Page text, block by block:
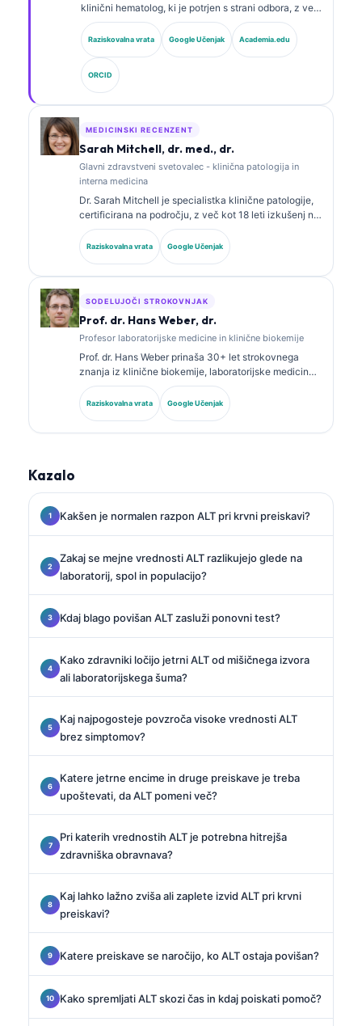
klinični hematolog, ki je potrjen s strani odbora, z več
kot 15 leti izkušenj na področju laboratorijske
medicine in z analizo kliničnih podatkov s pomočjo
umetne inteligence. Kot glavni medicinski direktor pri
Kantesti AI zagotavlja klinični nadzor nad medicinsko
točnostjo lastniškega nevronskega omrežja. Dr. Klein
je obsežno objavljal na področju interpretacije
biomarkerjev in laboratorijske diagnostike na temo
Raziskovalna vrata Google Učenjak Academia.edu
ORCID
MEDICINSKI RECENZENT
Sarah Mitchell, dr. med., dr.
Glavni zdravstveni svetovalec - klinična patologija in
interna medicina
Dr. Sarah Mitchell je specialistka klinične patologije,
certificirana na področju, z več kot 18 leti izkušenj na
področju laboratorijske medicine in diagnostične
analize. Ima specialna certifikata iz klinične kemije in
je obsežno objavljala o panelih biomarkerjev in
Raziskovalna vrata Google Učenjak
SODELUJOČI STROKOVNJAK
Prof. dr. Hans Weber, dr.
Profesor laboratorijske medicine in klinične biokemije
Prof. dr. Hans Weber prinaša 30+ let strokovnega
znanja iz klinične biokemije, laboratorijske medicine
in raziskav biomarkerjev. Nekdanji predsednik
Nemškega društva za klinično kemijo se osredotoča
na analizo diagnostičnih panelov, standardizacijo
Raziskovalna vrata Google Učenjak
Kazalo
Kakšen je normalen razpon ALT pri krvni preiskavi?
Zakaj se mejne vrednosti ALT razlikujejo glede na
laboratorij, spol in populacijo?
Kdaj blago povišan ALT zasluži ponovni test?
Kako zdravniki ločijo jetrni ALT od mišičnega izvora
ali laboratorijskega šuma?
Kaj najpogosteje povzroča visoke vrednosti ALT
brez simptomov?
Katere jetrne encime in druge preiskave je treba
upoštevati, da ALT pomeni več?
Pri katerih vrednostih ALT je potrebna hitrejša
zdravniška obravnava?
Kaj lahko lažno zviša ali zaplete izvid ALT pri krvni
preiskavi?
Katere preiskave se naročijo, ko ALT ostaja povišan?
Kako spremljati ALT skozi čas in kdaj poiskati pomoč?